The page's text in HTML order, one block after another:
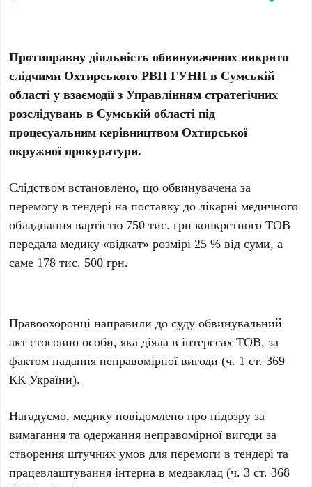
Протиправну діяльність обвинувачених викрито
слідчими Охтирського РВП ГУНП в Сумській
області у взаємодії з Управлінням стратегічних
розслідувань в Сумській області під
процесуальним керівництвом Охтирської
окружної прокуратури.
Слідством встановлено, що обвинувачена за
перемогу в тендері на поставку до лікарні медичного
обладнання вартістю 750 тис. грн конкретного ТОВ
передала медику «відкат» розмірі 25 % від суми, а
саме 178 тис. 500 грн.
Правоохоронці направили до суду обвинувальний
акт стосовно особи, яка діяла в інтересах ТОВ, за
фактом надання неправомірної вигоди (ч. 1 ст. 369
КК України).
Нагадуємо, медику повідомлено про підозру за
вимагання та одержання неправомірної вигоди за
створення штучних умов для перемоги в тендері та
працевлаштування інтерна в медзаклад (ч. 3 ст. 368